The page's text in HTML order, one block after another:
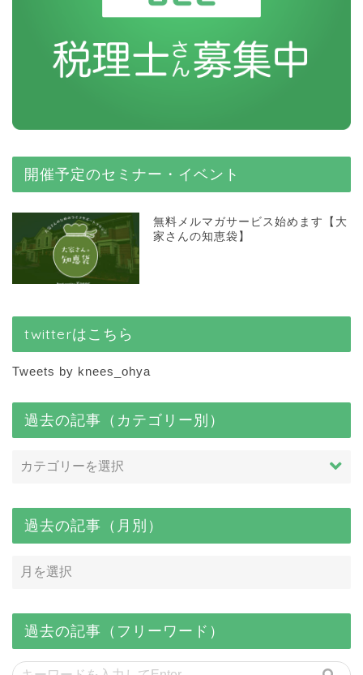
開催予定のセミナー・イベント
無料メルマガサービス始めます【大
家さんの知恵袋】
twitterはこちら
Tweets by knees_ohya
過去の記事（カテゴリー別）
過去の記事（月別）
過去の記事（フリーワード）